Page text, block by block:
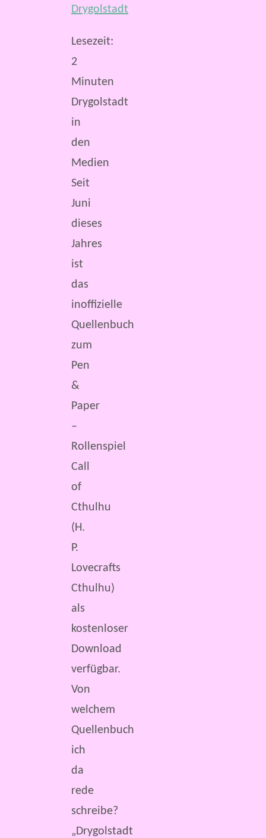
Lesezeit:
2
Minuten
Drygolstadt
in
den
Medien
Seit
Juni
dieses
Jahres
ist
das
inoffizielle
Quellenbuch
zum
Pen
&
Paper
–
Rollenspiel
Call
of
Cthulhu
(H.
P.
Lovecrafts
Cthulhu)
als
kostenloser
Download
verfügbar.
Von
welchem
Quellenbuch
ich
da
rede
schreibe?
„Drygolstadt